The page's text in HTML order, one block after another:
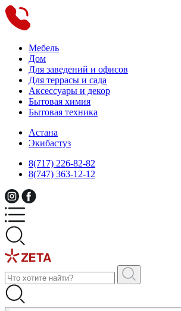
Мебель
Дом
Для заведений и офисов
Для террасы и сада
Аксессуары и декор
Бытовая химия
Бытовая техника
Астана
Экибастуз
8(717) 226-82-82
8(747) 363-12-12